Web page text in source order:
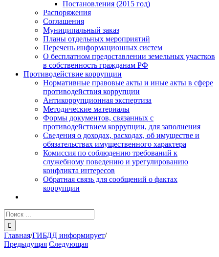
Постановления (2015 год)
Распоряжения
Соглашения
Муниципальный заказ
Планы отдельных мероприятий
Перечень информационных систем
О бесплатном предоставлении земельных участков
в собственность гражданам РФ
Противодействие коррупции
Нормативные правовые акты и иные акты в сфере
противодействия коррупции
Антикоррупционная экспертиза
Методические материалы
Формы документов, связанных с
противодействием коррупции, для заполнения
Сведения о доходах, расходах, об имуществе и
обязательствах имущественного характера
Комиссия по соблюдению требований к
служебному поведению и урегулированию
конфликта интересов
Обратная связь для сообщений о фактах
коррупции
Результат
поиска:
Главная/ГИБДД информирует/
Предыдущая Следующая